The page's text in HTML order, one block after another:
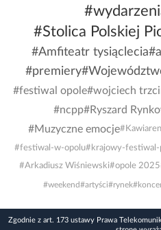
#Stolica Polskiej
#Amfiteatr tysiąclecia
#premiery
#festiwal opole#wojciech
#ncpp#Ryszard
#Muzyczne emocje
#festiwal-w-opolu#krajowy-festiwal-
#Arkadiusz Wiśniewski#opole 2025
#weekend#artyści#rynek
Zgodnie z art. 173 ustawy Prawa